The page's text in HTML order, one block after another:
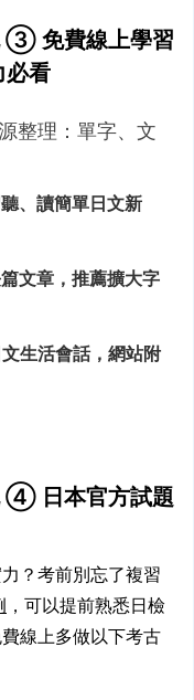
③ 免費線上學習
必看
整理：單字、文
、讀簡單日文新
文章，推薦擴大字
生活會話，網站附
④ 日本官方試題
？考前別忘了複習
，可以提前熟悉日檢
線上多做以下考古